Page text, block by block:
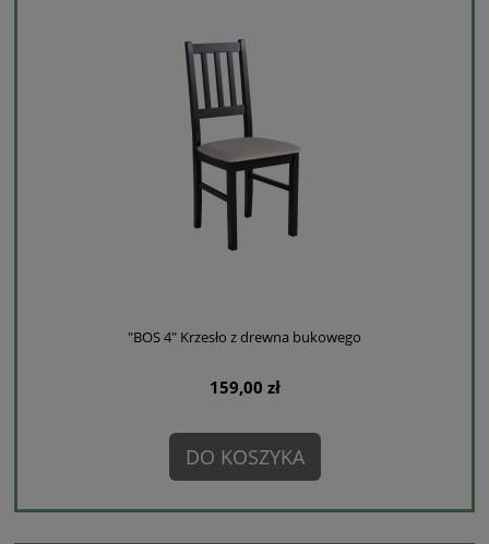
"BOS 4" Krzesło z drewna bukowego
159,00 zł
DO KOSZYKA